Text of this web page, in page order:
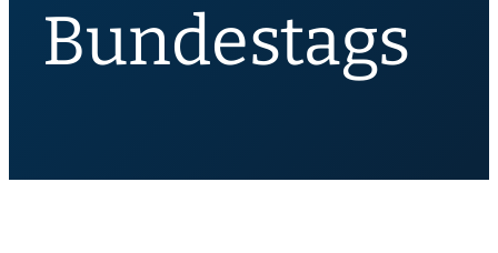
Bundestags